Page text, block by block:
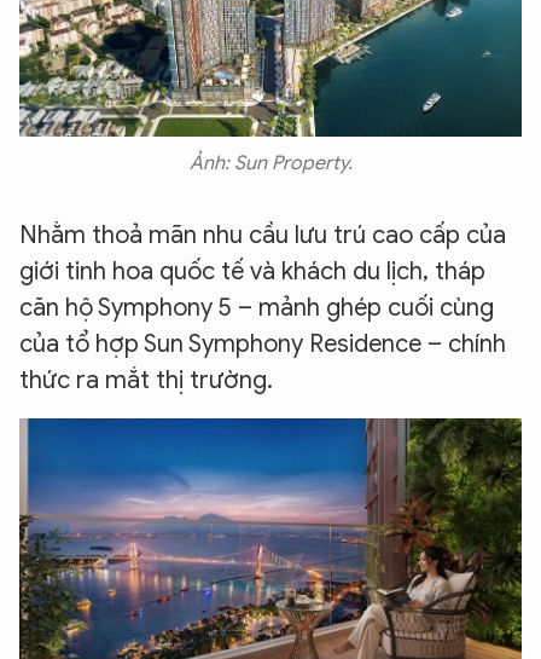
Ảnh: Sun Property.
Nhằm thoả mãn nhu cầu lưu trú cao cấp của
giới tinh hoa quốc tế và khách du lịch, tháp
căn hộ Symphony 5 – mảnh ghép cuối cùng
của tổ hợp Sun Symphony Residence – chính
thức ra mắt thị trường.